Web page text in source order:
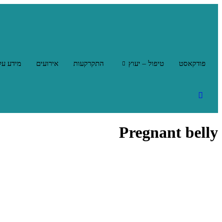
פודקאסט טיפול – יעוץ התקרקעות אירועים מידע
Pregnant belly